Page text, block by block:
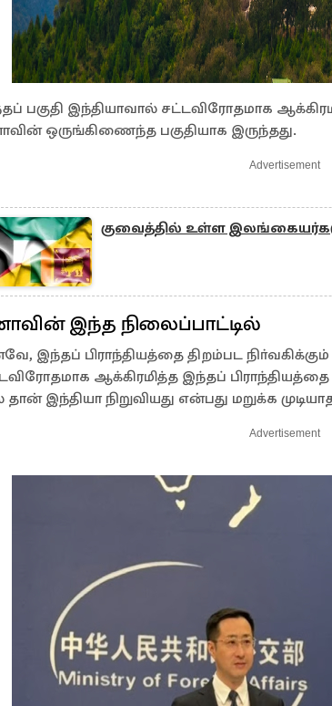
பகுதி இந்தியாவால் சட்டவிரோதமாக
ஒருங்கிணைந்த பகுதியாக இருந்தது.
Advertisement
குவைத்தில் உள்ள
இந்த நிலைப்பாட்டில்
இந்தப் பிராந்தியத்தை திறம்பட
ஆக்கிரமித்த இந்தப்
இந்தியா நிறுவியது என்பது மறுக்க
Advertisement